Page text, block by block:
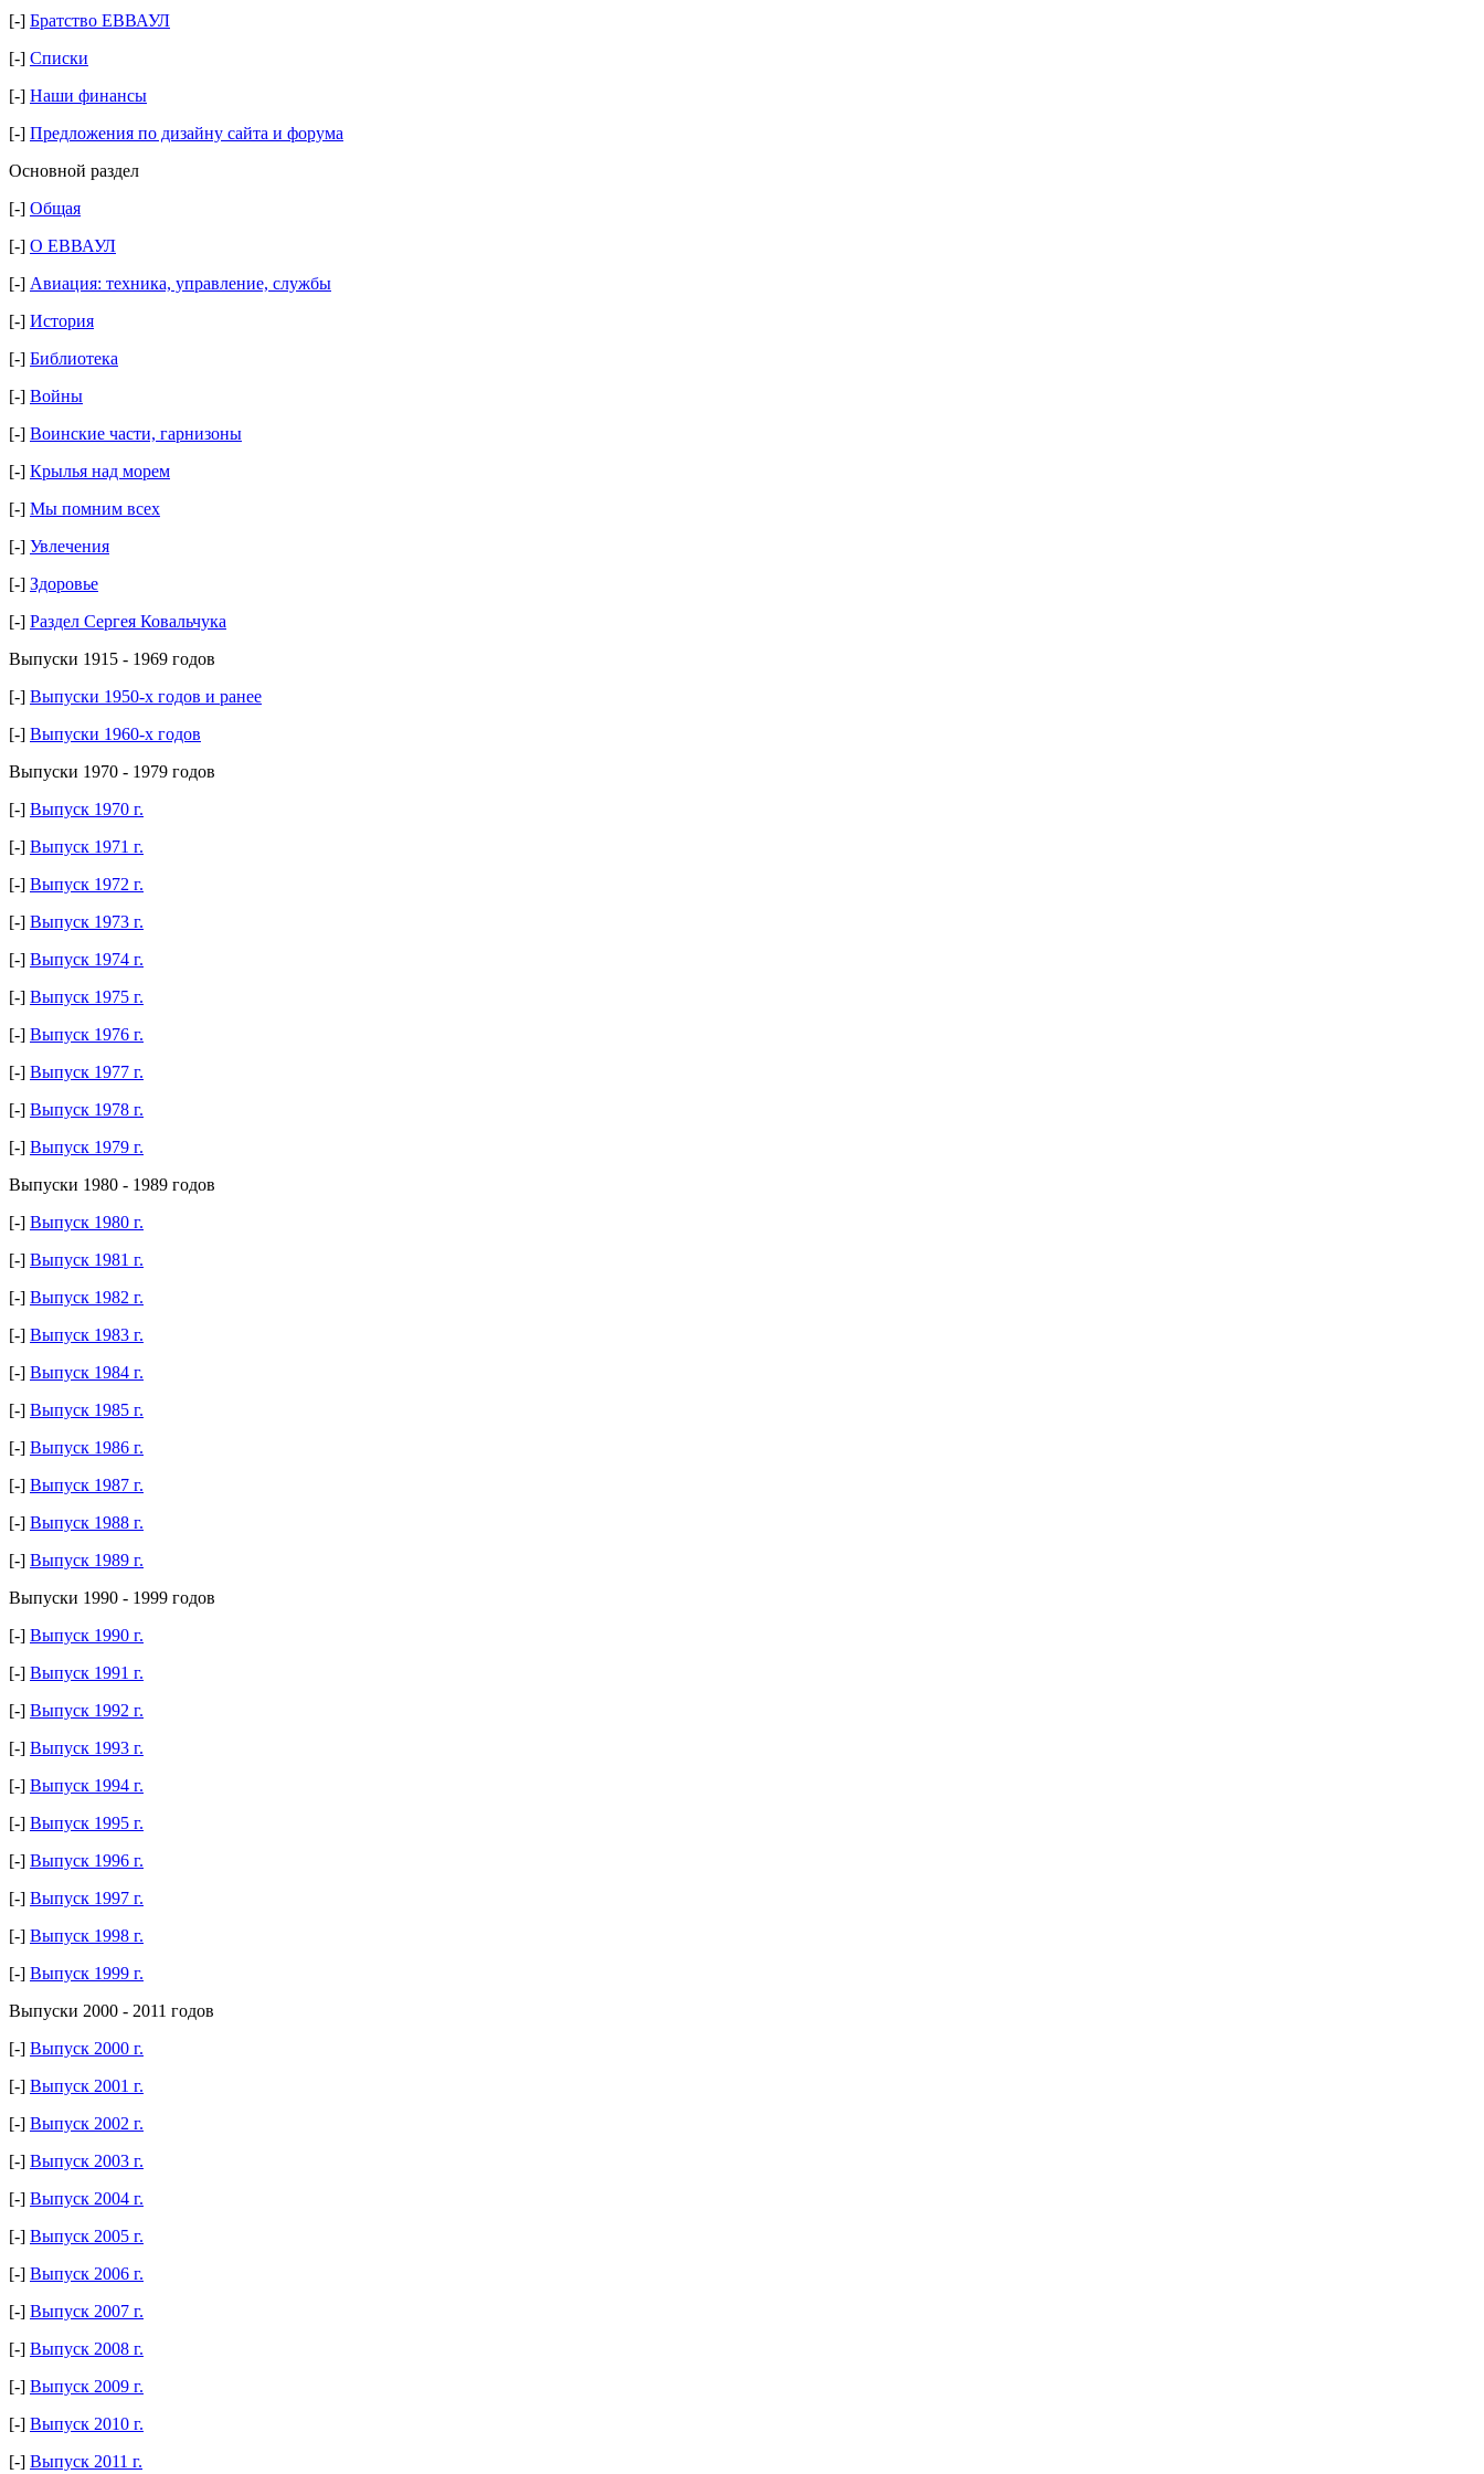
[-] Братство ЕВВАУЛ
[-] Списки
[-] Наши финансы
[-] Предложения по дизайну сайта и форума
Основной раздел
[-] Общая
[-] О ЕВВАУЛ
[-] Авиация: техника, управление, службы
[-] История
[-] Библиотека
[-] Войны
[-] Воинские части, гарнизоны
[-] Крылья над морем
[-] Мы помним всех
[-] Увлечения
[-] Здоровье
[-] Раздел Сергея Ковальчука
Выпуски 1915 - 1969 годов
[-] Выпуски 1950-х годов и ранее
[-] Выпуски 1960-х годов
Выпуски 1970 - 1979 годов
[-] Выпуск 1970 г.
[-] Выпуск 1971 г.
[-] Выпуск 1972 г.
[-] Выпуск 1973 г.
[-] Выпуск 1974 г.
[-] Выпуск 1975 г.
[-] Выпуск 1976 г.
[-] Выпуск 1977 г.
[-] Выпуск 1978 г.
[-] Выпуск 1979 г.
Выпуски 1980 - 1989 годов
[-] Выпуск 1980 г.
[-] Выпуск 1981 г.
[-] Выпуск 1982 г.
[-] Выпуск 1983 г.
[-] Выпуск 1984 г.
[-] Выпуск 1985 г.
[-] Выпуск 1986 г.
[-] Выпуск 1987 г.
[-] Выпуск 1988 г.
[-] Выпуск 1989 г.
Выпуски 1990 - 1999 годов
[-] Выпуск 1990 г.
[-] Выпуск 1991 г.
[-] Выпуск 1992 г.
[-] Выпуск 1993 г.
[-] Выпуск 1994 г.
[-] Выпуск 1995 г.
[-] Выпуск 1996 г.
[-] Выпуск 1997 г.
[-] Выпуск 1998 г.
[-] Выпуск 1999 г.
Выпуски 2000 - 2011 годов
[-] Выпуск 2000 г.
[-] Выпуск 2001 г.
[-] Выпуск 2002 г.
[-] Выпуск 2003 г.
[-] Выпуск 2004 г.
[-] Выпуск 2005 г.
[-] Выпуск 2006 г.
[-] Выпуск 2007 г.
[-] Выпуск 2008 г.
[-] Выпуск 2009 г.
[-] Выпуск 2010 г.
[-] Выпуск 2011 г.